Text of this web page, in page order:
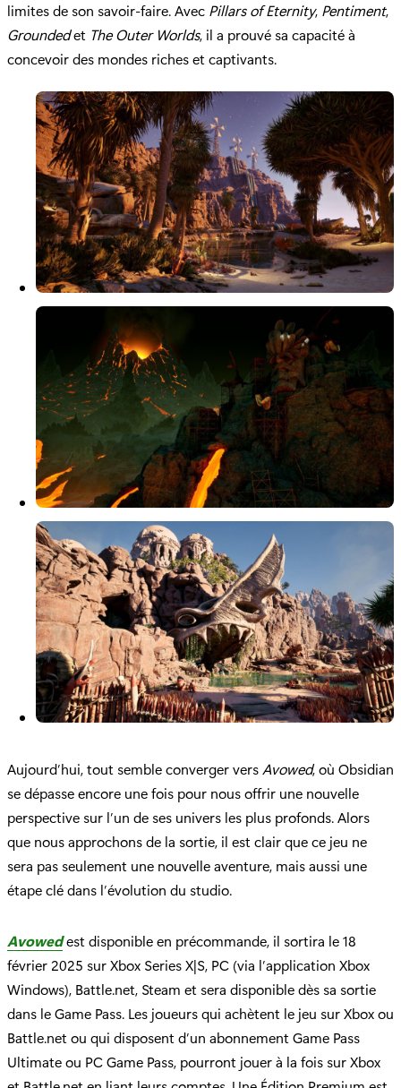
limites de son savoir-faire. Avec Pillars of Eternity, Pentiment,
Groundedet The Outer Worlds, il a prouvé sa capacité à
concevoir des mondes riches et captivants.
Aujourd’hui, tout semble converger versAvowed, où Obsidian
se dépasse encore une fois pour nous offrir une nouvelle
perspective sur l’un de ses univers les plus profonds. Alors
que nous approchons de la sortie, il est clair que ce jeu ne
sera pas seulement une nouvelle aventure, mais aussi une
étape clé dans l’évolution du studio.
Avowedest disponible en précommande, il sortira le 18
février 2025 sur Xbox Series X|S, PC (via l’application Xbox
Windows), Battle.net, Steam et sera disponible dès sa sortie
dans le Game Pass. Les joueurs qui achètent le jeu sur Xbox ou
Battle.net ou qui disposent d’un abonnement Game Pass
Ultimate ou PC Game Pass, pourront jouer à la fois sur Xbox